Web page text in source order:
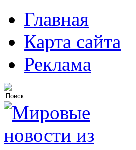
Главная
Карта сайта
Реклама